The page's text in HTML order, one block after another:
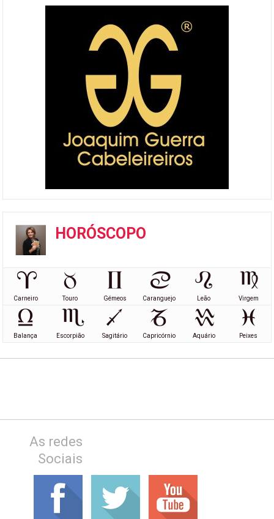
HORÓSCOPO
Carneiro Touro Gémeos Caranguejo Leão Virgem
Balança Escorpião Sagitário Capricórnio Aquário Peixes
As redes
Sociais